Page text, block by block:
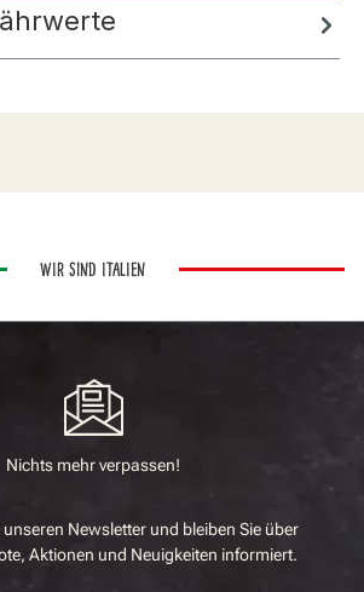
WIR SIND ITALIEN
Nichts mehr verpassen!
Newsletter und bleiben Sie über
Aktionen und Neuigkeiten informiert.